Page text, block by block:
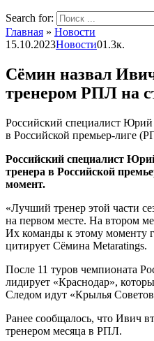
Search for:
Главная » Новости
15.10.2023Новости01.3к.
Сёмин назвал
тренером РПЛ на
Российский специалист
в Российской премьер-лиге
Российский специалист
тренера в Российской
момент.
«Лучший тренер этой части
на первом месте. На втором
Их команды к этому моменту
цитирует Сёмина Metaratings.
После 11 туров чемпионата
лидирует «Краснодар»,
Следом идут «Крылья
Ранее сообщалось, что Ивич
тренером месяца в РПЛ.